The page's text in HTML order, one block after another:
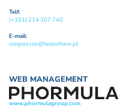
Telf:
(+351) 214 307 740
E-mail:
congressos@factorchave.pt
WEB MANAGEMENT
www.phormulagroup.com